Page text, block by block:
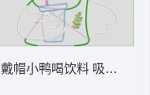
戴帽小鸭喝饮料 吸管鸭-